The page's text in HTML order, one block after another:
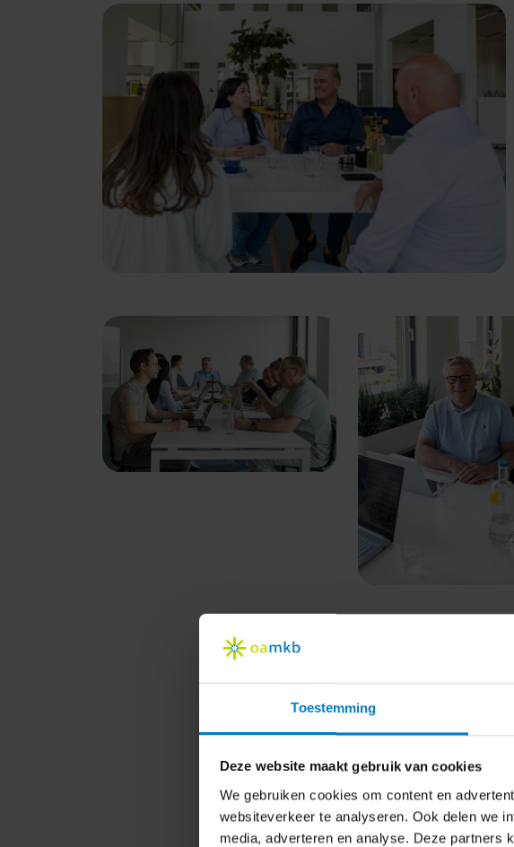
Toestemming
Deze website maakt gebruik van cookies
We gebruiken cookies om content en
websiteverkeer te analyseren. Ook delen we
media, adverteren en analyse. Deze partners